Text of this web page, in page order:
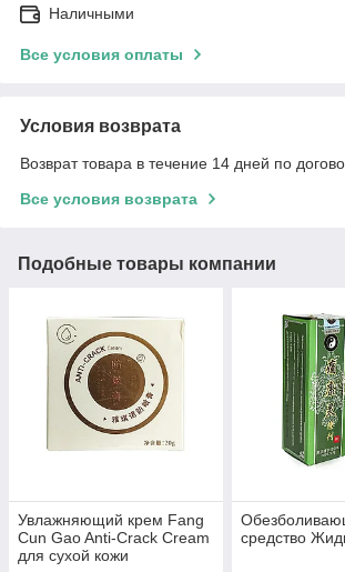
Наличными
Все условия оплаты
Условия возврата
Возврат товара в течение 14 дней по
Все условия возврата
Подобные товары компании
Увлажняющий крем Fang
Cun Gao Anti-Crack Cream
для сухой кожи
средство